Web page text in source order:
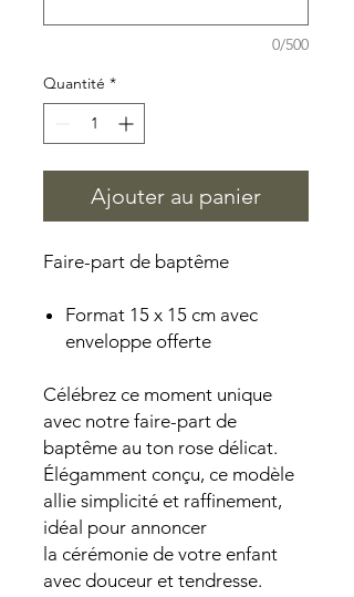
0/500
Quantité *
Ajouter au panier
Faire-part de baptême
Format 15 x 15 cm avec
enveloppe offerte
Célébrez ce moment unique
avec notre faire-part de
baptême au ton rose délicat.
Élégamment conçu, ce modèle
allie simplicité et raffinement,
idéal pour annoncer
la cérémonie de votre enfant
avec douceur et tendresse.